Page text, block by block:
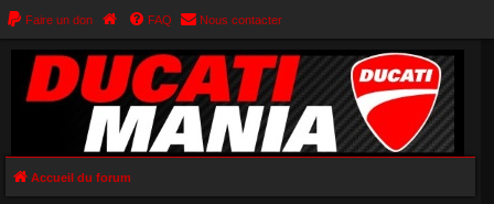
Faire un don FAQ Nous contacter
Accueil du forum